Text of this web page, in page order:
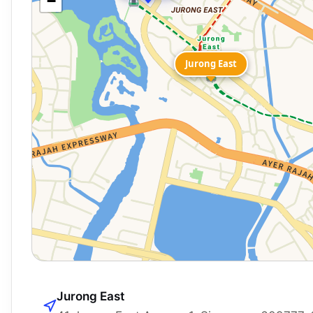
Jurong East
Jurong East
Jurong East